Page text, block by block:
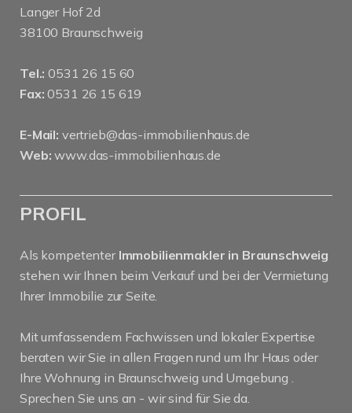
Langer Hof 2d
38100 Braunschweig
Tel.: 0531 26 15 60
Fax: 0531 26 15 619
E-Mail: vertrieb@das-immobilienhaus.de
Web: www.das-immobilienhaus.de
PROFIL
Als kompetenter Immobilienmakler in Braunschweig
stehen wir Ihnen beim Verkauf und bei der Vermietung
Ihrer Immobilie zur Seite.
Mit umfassendem Fachwissen und lokaler Expertise
beraten wir Sie in allen Fragen rund um Ihr Haus oder
Ihre Wohnung in Braunschweig und Umgebung .
Sprechen Sie uns an - wir sind für Sie da.